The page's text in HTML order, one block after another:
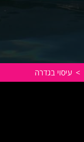
> עיסוי בגדרה